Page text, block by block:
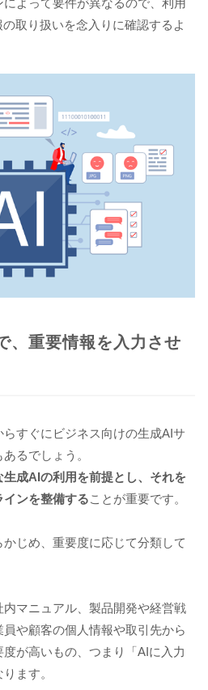
取り扱いを念入りに確認するよ
、重要情報を入力させ
すぐにビジネス向けの生成AIサ
るでしょう。
生成AIの利用を前提とし、それを
ンを整備することが重要です。
じめ、重要度に応じて分類して
マニュアル、製品開発や経営戦
や顧客の個人情報や取引先から
が高いもの、つまり「AIに入力
ます。